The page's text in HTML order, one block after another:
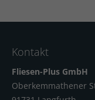
Kontakt
Fliesen-Plus GmbH
Oberkemmathener